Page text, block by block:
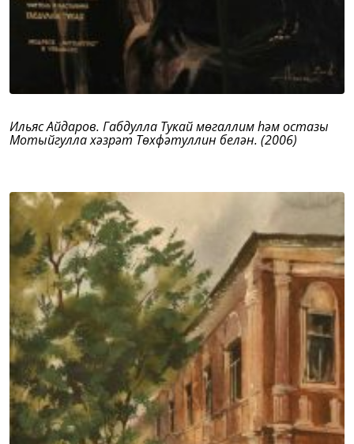
Ильяс Айдаров. Габдулла Тукай мөгаллим һәм остазы
Мотыйгулла хәзрәт Төхфәтуллин белән. (2006)